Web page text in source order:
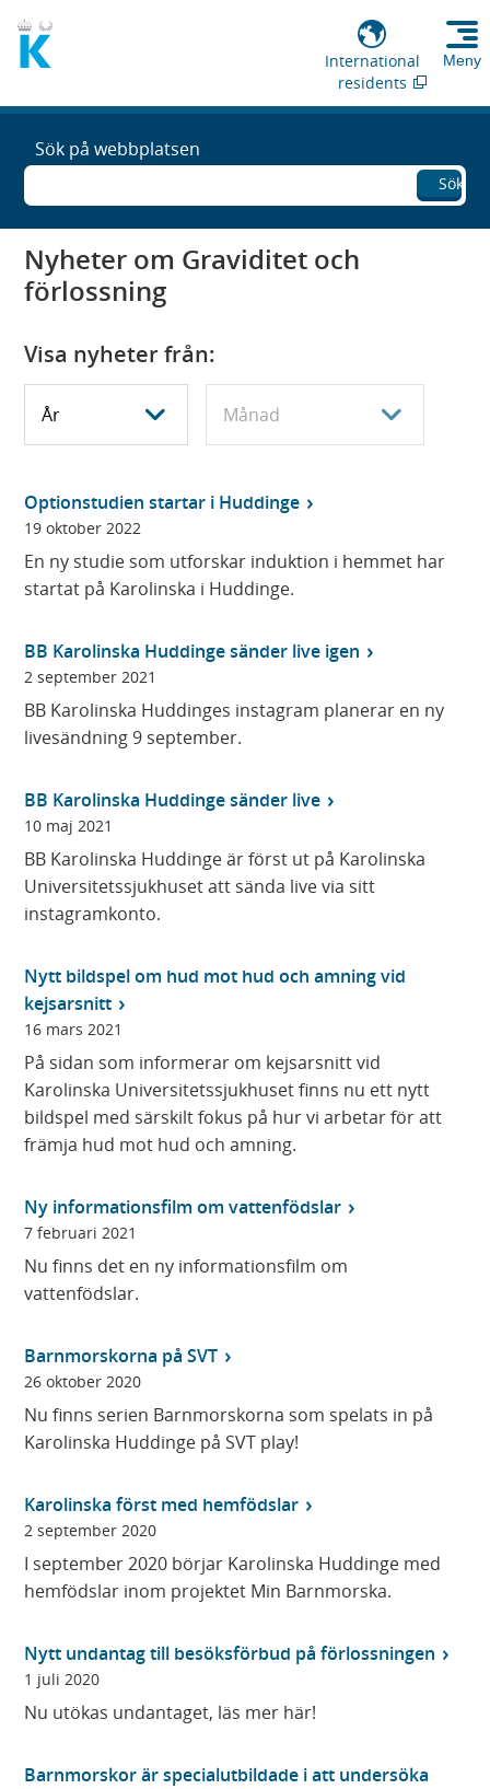
International
residents
Meny
Sök på webbplatsen
Sök
Nyheter om Graviditet och
förlossning
Visa nyheter från:
s
n
y
h
e
e
r
r
Ã
n
Ã
¥
r
s
n
h
e
e
r
r
Ã
n
Ã
¥
d
Optionstudien startar i Huddinge
19 oktober 2022
En ny studie som utforskar induktion i hemmet har
startat på Karolinska i Huddinge.
BB Karolinska Huddinge sänder live igen
2 september 2021
BB Karolinska Huddinges instagram planerar en ny
livesändning 9 september.
BB Karolinska Huddinge sänder live
10 maj 2021
BB Karolinska Huddinge är först ut på Karolinska
Universitetssjukhuset att sända live via sitt
instagramkonto.
Nytt bildspel om hud mot hud och amning vid
kejsarsnitt
16 mars 2021
På sidan som informerar om kejsarsnitt vid
Karolinska Universitetssjukhuset finns nu ett nytt
bildspel med särskilt fokus på hur vi arbetar för att
främja hud mot hud och amning.
Ny informationsfilm om vattenfödslar
7 februari 2021
Nu finns det en ny informationsfilm om
vattenfödslar.
Barnmorskorna på SVT
26 oktober 2020
Nu finns serien Barnmorskorna som spelats in på
Karolinska Huddinge på SVT play!
Karolinska först med hemfödslar
2 september 2020
I september 2020 börjar Karolinska Huddinge med
hemfödslar inom projektet Min Barnmorska.
Nytt undantag till besöksförbud på förlossningen
1 juli 2020
Nu utökas undantaget, läs mer här!
Barnmorskor är specialutbildade i att undersöka